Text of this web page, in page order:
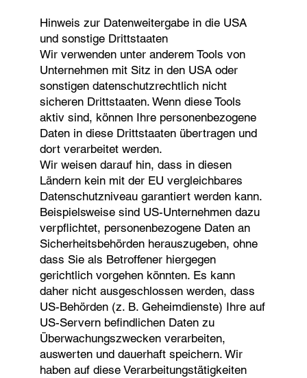
Hinweis zur Datenweitergabe in die USA
und sonstige Drittstaaten
Wir verwenden unter anderem Tools von
Unternehmen mit Sitz in den USA oder
sonstigen datenschutzrechtlich nicht
sicheren Drittstaaten. Wenn diese Tools
aktiv sind, können Ihre personenbezogene
Daten in diese Drittstaaten übertragen und
dort verarbeitet werden.
Wir weisen darauf hin, dass in diesen
Ländern kein mit der EU vergleichbares
Datenschutzniveau garantiert werden kann.
Beispielsweise sind US-Unternehmen dazu
verpflichtet, personenbezogene Daten an
Sicherheitsbehörden herauszugeben, ohne
dass Sie als Betroffener hiergegen
gerichtlich vorgehen könnten. Es kann
daher nicht ausgeschlossen werden, dass
US-Behörden (z. B. Geheimdienste) Ihre auf
US-Servern befindlichen Daten zu
Überwachungszwecken verarbeiten,
auswerten und dauerhaft speichern. Wir
haben auf diese Verarbeitungstätigkeiten